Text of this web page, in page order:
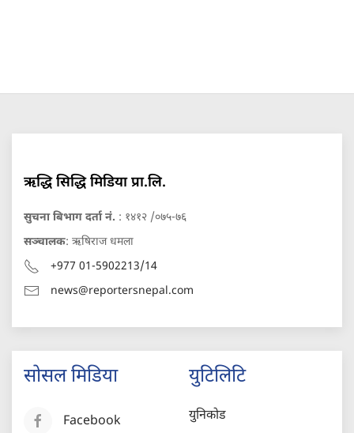
ऋद्धि सिद्धि मिडिया प्रा.लि.
सुचना बिभाग दर्ता नं. : १४१२ /०७५-७६
सञ्चालक: ऋषिराज धमला
+977 01-5902213/14
news@reportersnepal.com
सोसल मिडिया
Facebook
युटिलिटि
युनिकोड